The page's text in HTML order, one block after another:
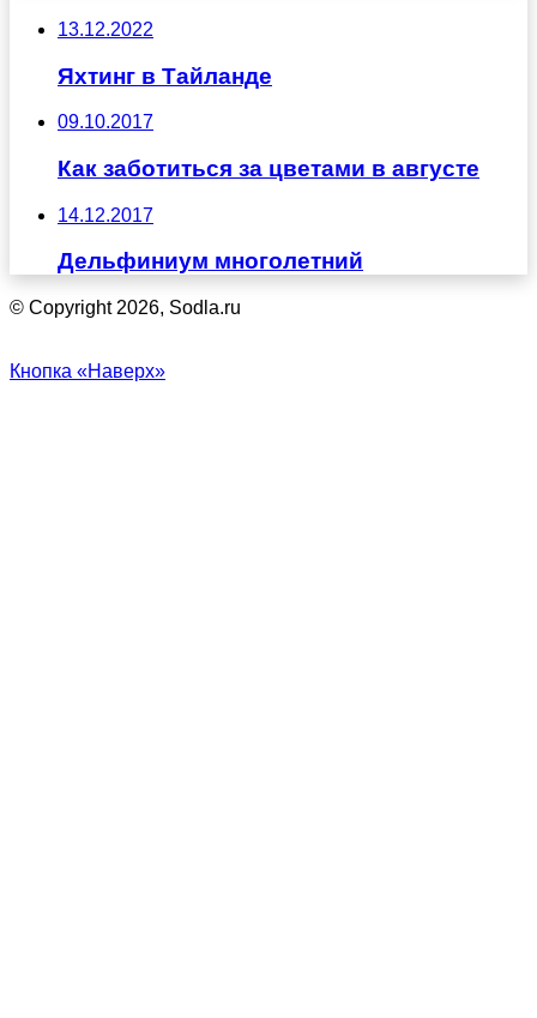
13.12.2022
Яхтинг в Тайланде
09.10.2017
Как заботиться за цветами в августе
14.12.2017
Дельфиниум многолетний
© Copyright 2026, Sodla.ru
Кнопка «Наверх»